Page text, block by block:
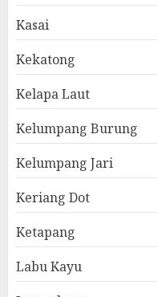
Kasai
Kekatong
Kelapa Laut
Kelumpang Burung
Kelumpang Jari
Keriang Dot
Ketapang
Labu Kayu